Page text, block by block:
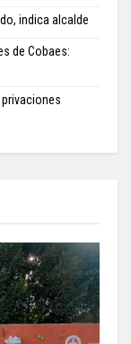
indica alcalde
de Cobaes: